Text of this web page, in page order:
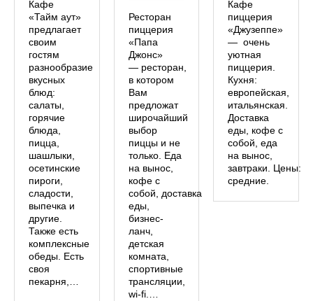
Кафе
«Тайм аут»
предлагает
своим
гостям
разнообразие
вкусных
блюд:
салаты,
горячие
блюда,
пицца,
шашлыки,
осетинские
пироги,
сладости,
выпечка и
другие.
Также есть
комплексные
обеды. Есть
своя
пекарня,…
Ресторан
пиццерия
«Папа
Джонс»
— ресторан,
в котором
Вам
предложат
широчайший
выбор
пиццы и не
только. Еда
на вынос,
кофе с
собой, доставка
еды,
бизнес-
ланч,
детская
комната,
спортивные
трансляции,
wi-fi.…
Кафе
пиццерия
«Джузеппе»
— очень
уютная
пиццерия.
Кухня:
европейская,
итальянская.
Доставка
еды, кофе с
собой, еда
на вынос,
завтраки. Цены:
средние.